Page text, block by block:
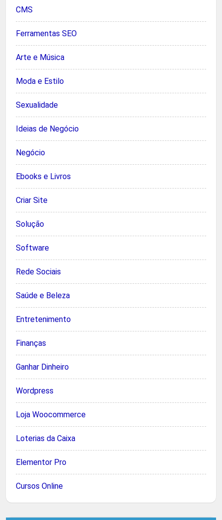
CMS
Ferramentas SEO
Arte e Música
Moda e Estilo
Sexualidade
Ideias de Negócio
Negócio
Ebooks e Livros
Criar Site
Solução
Software
Rede Sociais
Saúde e Beleza
Entretenimento
Finanças
Ganhar Dinheiro
Wordpress
Loja Woocommerce
Loterias da Caixa
Elementor Pro
Cursos Online